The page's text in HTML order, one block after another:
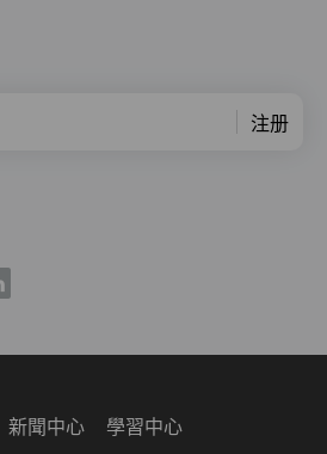
注册
新聞中心 學習中心